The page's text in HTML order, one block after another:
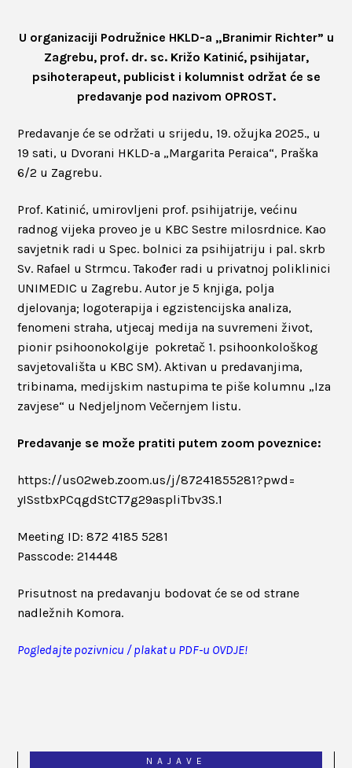
U organizaciji Podružnice HKLD-a „Branimir Richter” u
Zagrebu, prof. dr. sc. Križo Katinić, psihijatar,
psihoterapeut, publicist i kolumnist održat će se
predavanje pod nazivom OPROST.
Predavanje će se održati u srijedu, 19. ožujka 2025., u
19 sati, u Dvorani HKLD-a „Margarita Peraica“, Praška
6/2 u Zagrebu.
Prof. Katinić, umirovljeni prof. psihijatrije, većinu
radnog vijeka proveo je u KBC Sestre milosrdnice. Kao
savjetnik radi u Spec. bolnici za psihijatriju i pal. skrb
Sv. Rafael u Strmcu. Također radi u privatnoj poliklinici
UNIMEDIC u Zagrebu. Autor je 5 knjiga, polja
djelovanja; logoterapija i egzistencijska analiza,
fenomeni straha, utjecaj medija na suvremeni život,
pionir psihoonokolgije pokretač 1. psihoonkološkog
savjetovališta u KBC SM). Aktivan u predavanjima,
tribinama, medijskim nastupima te piše kolumnu „Iza
zavjese“ u Nedjeljnom Večernjem listu.
Predavanje se može pratiti putem zoom poveznice:
https://us02web.zoom.us/j/87241855281?pwd=
yISstbxPCqgdStCT7g29aspliTbv3S.1
Meeting ID: 872 4185 5281
Passcode: 214448
Prisutnost na predavanju bodovat će se od strane
nadležnih Komora.
Pogledajte pozivnicu / plakat u PDF-u OVDJE!
NAJAVE